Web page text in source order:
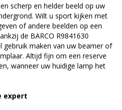
scherp en helder beeld op uw
Wilt u sport kijken met
of andere beelden op een
de BARCO R9841630
gebruik maken van uw beamer of
Altijd fijn om een reserve
wanneer uw huidige lamp het
expert